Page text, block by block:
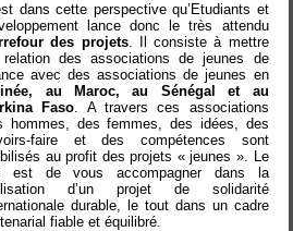
dans cette perspective qu’Etudiants et
lance donc le très attendu
des projets. Il consiste à mettre
des associations de jeunes de
avec des associations de jeunes en
au Maroc, au Sénégal et au
Faso. A travers ces associations
hommes, des femmes, des idées, des
faire et des compétences sont
au profit des projets « jeunes ». Le
est de vous accompagner dans la
d’un projet de solidarité
durable, le tout dans un cadre
fiable et équilibré.